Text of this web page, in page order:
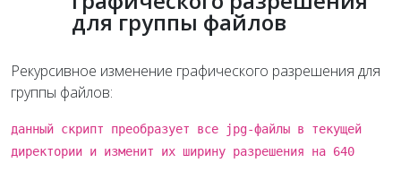
для группы файлов
Рекурсивное изменение графического разрешения для
группы файлов:
данный скрипт преобразует все jpg-файлы в текущей
директории и изменит их ширину разрешения на 640